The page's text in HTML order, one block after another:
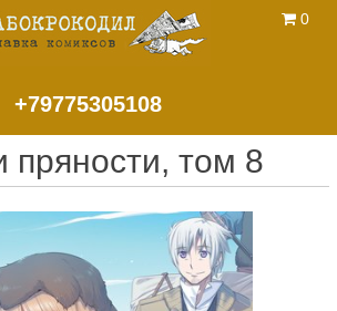
+79775305108
0
пряности, том 8